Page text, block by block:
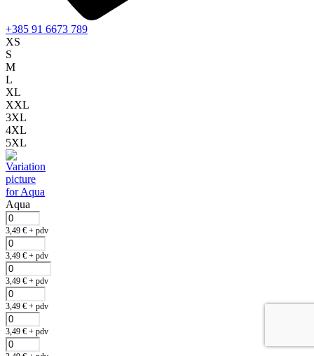
+385 91 6673 789
XS
S
M
L
XL
XXL
3XL
4XL
5XL
Aqua
3,49 € + pdv
3,49 € + pdv
3,49 € + pdv
3,49 € + pdv
3,49 € + pdv